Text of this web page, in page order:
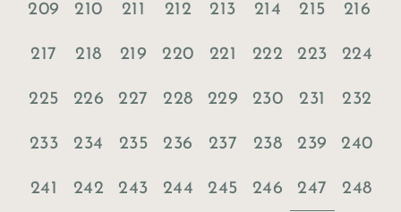
209 210 211 212 213 214 215 216
217 218 219 220 221 222 223 224
225 226 227 228 229 230 231 232
233 234 235 236 237 238 239 240
241 242 243 244 245 246 247 248